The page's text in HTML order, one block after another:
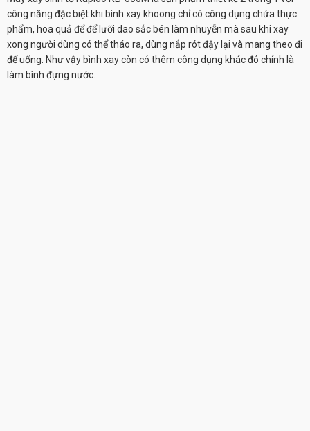
công năng đặc biệt khi bình xay khoong chỉ có công dụng chứa thực
phẩm, hoa quả để để lưỡi dao sắc bén làm nhuyễn mà sau khi xay
xong người dùng có thể tháo ra, dùng nắp rót đậy lại và mang theo đi
để uống. Như vậy bình xay còn có thêm công dụng khác đó chính là
làm bình đựng nước.